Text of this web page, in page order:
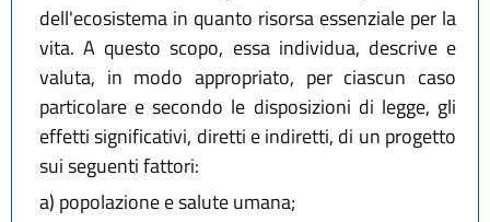
dell'ecosistema in quanto risorsa essenziale per la
vita. A questo scopo, essa individua, descrive e
valuta, in modo appropriato, per ciascun caso
particolare e secondo le disposizioni di legge, gli
effetti significativi, diretti e indiretti, di un progetto
sui seguenti fattori:
a) popolazione e salute umana;